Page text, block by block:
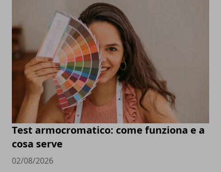
Test armocromatico: come funziona e a
cosa serve
02/08/2026